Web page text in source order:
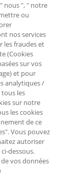
nous ", " notre
ou
nos services
les fraudes et
(Cookies
sur vos
et pour
analytiques /
les
sur notre
les cookies
de ce
Vous pouvez
autoriser
dessous.
vos données